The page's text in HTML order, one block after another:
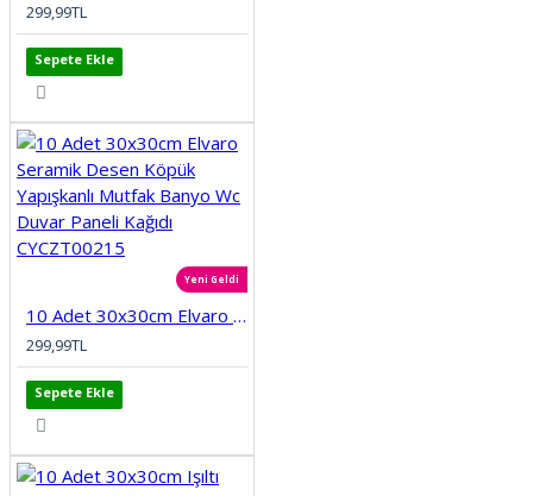
299,99TL
Sepete Ekle
Yeni Geldi
10 Adet 30x30cm Elvaro Seramik Desen Köpük Yapışkanlı Mutfak Banyo Wc Duvar Paneli Kağıdı CYCZT00215
299,99TL
Sepete Ekle